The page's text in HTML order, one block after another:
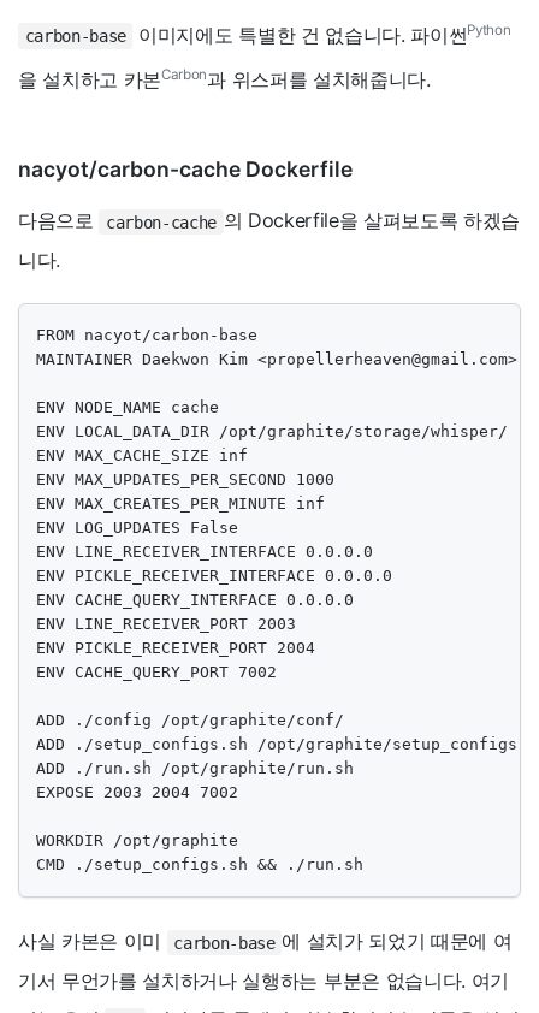
carbon-base 이미지에도 특별한 건 없습니다. 파이썬Python
을 설치하고 카본Carbon과 위스퍼를 설치해줍니다.
nacyot/carbon-cache Dockerfile
다음으로 carbon-cache 의 Dockerfile을 살펴보도록 하겠습
니다.
FROM nacyot/carbon-base
MAINTAINER Daekwon Kim <propellerheaven@gmail.com>
ENV NODE_NAME cache
ENV LOCAL_DATA_DIR /opt/graphite/storage/whisper/
ENV MAX_CACHE_SIZE inf
ENV MAX_UPDATES_PER_SECOND 1000
ENV MAX_CREATES_PER_MINUTE inf
ENV LOG_UPDATES False
ENV LINE_RECEIVER_INTERFACE 0.0.0.0
ENV PICKLE_RECEIVER_INTERFACE 0.0.0.0
ENV CACHE_QUERY_INTERFACE 0.0.0.0
ENV LINE_RECEIVER_PORT 2003
ENV PICKLE_RECEIVER_PORT 2004
ENV CACHE_QUERY_PORT 7002
ADD ./config /opt/graphite/conf/
ADD ./setup_configs.sh /opt/graphite/
ADD ./run.sh /opt/graphite/run.sh
EXPOSE 2003 2004 7002
WORKDIR /opt/graphite
CMD ./setup_configs.sh && ./run.sh
사실 카본은 이미 carbon-base 에 설치가 되었기 때문에 여
기서 무언가를 설치하거나 실행하는 부분은 없습니다. 여기